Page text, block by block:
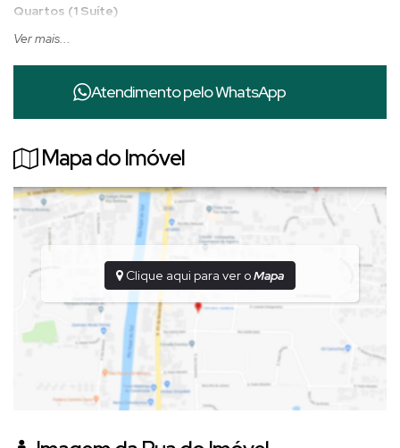
Quartos (1 Suíte)
Sabe aquele apartamento onde o conceito "pronto para morar"
e sustentável de ponta.
💎 O Diferencial: Conforto Imediato e
Alto Padrão
PorR$ 700.000,00, você adquire um imóvel com
acabamentos refinados e tecnologia integrada:
Acabamentos:
Porcelanato nas áreas frias, piso laminado
nas salas e dormitórios, gesso em todo o apartamento e
rede de proteção instalada em todas as janelas e sacada.
Tecnologia & Conforto:3 Ar-condicionados, sendo 2
Inverter (Suíte e 2º Quarto) e Máquina Lava e Seca LG —
todos controlados por aplicativo.
Cozinha & Banheiros:Pias Tramontina, cubas Deca, metais
de primeira linha, coifa em inox e chuveiros instalados.
Mobiliário: Ficam todos os itens fixos e guarda-roupas.
(Nota:
Geladeira, micro-ondas, filtro, Smart TVs e Air Forno Fischer são
Ver mais...
Atendimento peloWhatsApp
Mapa do Imóvel
Clique aqui para ver oMapa